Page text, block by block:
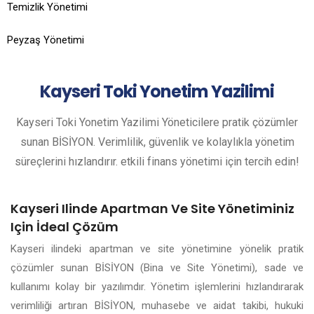
Temizlik Yönetimi
Peyzaş Yönetimi
KayseriToki Yonetim Yazilimi
Kayseri Toki Yonetim Yazilimi Yöneticilere pratik çözümler
sunan BİSİYON. Verimlilik, güvenlik ve kolaylıkla yönetim
süreçlerini hızlandırır. etkili finans yönetimi için tercih edin!
Kayseri Ilinde Apartman Ve Site Yönetiminiz
Için İdeal Çözüm
Kayseri ilindeki apartman ve site yönetimine yönelik pratik
çözümler sunan BİSİYON (Bina ve Site Yönetimi), sade ve
kullanımı kolay bir yazılımdır. Yönetim işlemlerini hızlandırarak
verimliliği artıran BİSİYON, muhasebe ve aidat takibi, hukuki